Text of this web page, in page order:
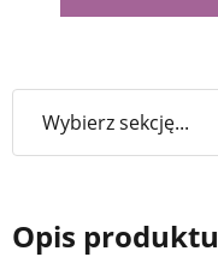
Opis produktu